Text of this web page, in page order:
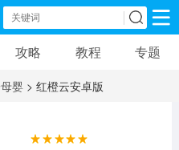
手机软件
戏
攻略 教程 专题
婴 > 红橙云安卓版